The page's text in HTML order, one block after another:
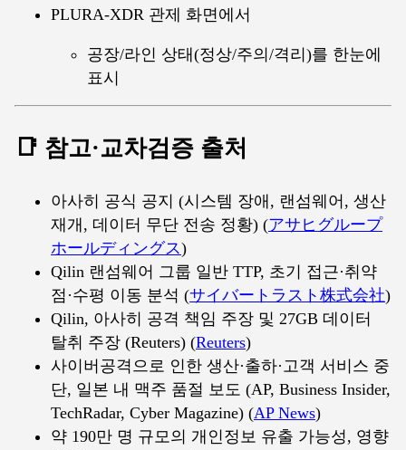
PLURA-XDR 관제 화면에서
공장/라인 상태(정상/주의/격리)를 한눈에
표시
📑 참고·교차검증 출처
아사히 공식 공지 (시스템 장애, 랜섬웨어, 생산
재개, 데이터 무단 전송 정황) (アサヒグループ
ホールディングス)
Qilin 랜섬웨어 그룹 일반 TTP, 초기 접근·취약
점·수평 이동 분석 (サイバートラスト株式会社)
Qilin, 아사히 공격 책임 주장 및 27GB 데이터
탈취 주장 (Reuters) (Reuters)
사이버공격으로 인한 생산·출하·고객 서비스 중
단, 일본 내 맥주 품절 보도 (AP, Business Insider,
TechRadar, Cyber Magazine) (AP News)
약 190만 명 규모의 개인정보 유출 가능성, 영향